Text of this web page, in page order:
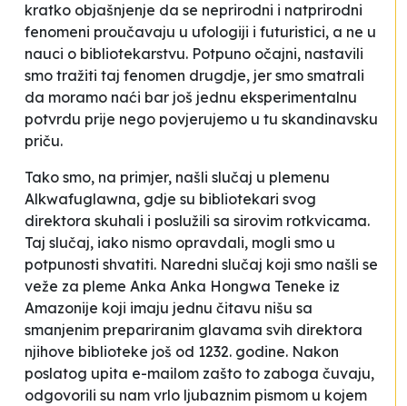
kratko objašnjenje da se neprirodni i natprirodni
fenomeni proučavaju u ufologiji i futuristici, a ne u
nauci o bibliotekarstvu. Potpuno očajni, nastavili
smo tražiti taj fenomen drugdje, jer smo smatrali
da moramo naći bar još jednu eksperimentalnu
potvrdu prije nego povjerujemo u tu skandinavsku
priču.
Tako smo, na primjer, našli slučaj u plemenu
Alkwafuglawna, gdje su bibliotekari svog
direktora skuhali i poslužili sa sirovim rotkvicama.
Taj slučaj, iako nismo opravdali, mogli smo u
potpunosti shvatiti. Naredni slučaj koji smo našli se
veže za pleme Anka Anka Hongwa Teneke iz
Amazonije koji imaju jednu čitavu nišu sa
smanjenim prepariranim glavama svih direktora
njihove biblioteke još od 1232. godine. Nakon
poslatog upita e-mailom zašto to zaboga čuvaju,
odgovorili su nam vrlo ljubaznim pismom u kojem